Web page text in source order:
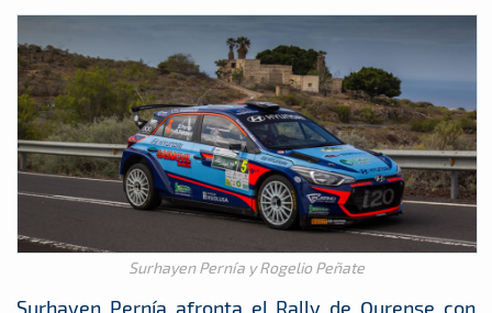
Surhayen Pernía y Rogelio Peñate
Surhayen Pernía afronta el Rally de Ourense con